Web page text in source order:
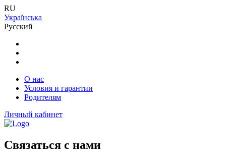
RU
Українська
Русский
О нас
Условия и гарантии
Родителям
Личный кабинет
Связаться с нами